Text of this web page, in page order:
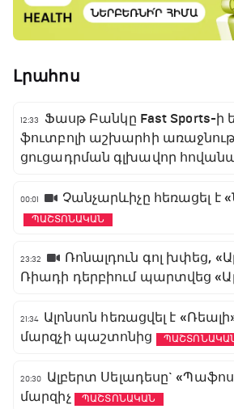
Լրահոս
12:33
Ֆասթ Բանկը Fast Sports-ի
ֆուտբոլի աշխարհի
ցուցադրման գլխավոր
00:01 Չանչարևիչը հեռացել է
ՊԱՇՏՈՆԱԿԱՆ
23:32
Ռոնալդուն գոլ խփեց,
Ռիադի դերբիում պարտվեց «Ալ
21:34 Ալոնսոն հեռացվել է
մարզչի պաշտոնից
20:30
Ալբերտ Սելադեսը`
մարզիչ
ՊԱՇՏՈՆԱԿԱՆ